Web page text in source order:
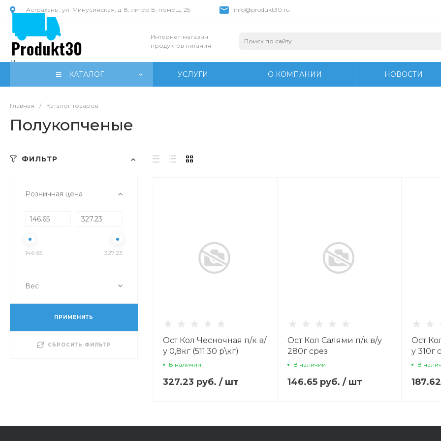
г. Астрахань , ул. Минусинская, д. 8, литер Б, помещ. 25 info@produkt30.ru
Интернет-магазин
продуктов питания
КАТАЛОГ УСЛУГИ О КОМПАНИИ НОВОСТИ
Главная / Каталог товаров
Полукопченые
ФИЛЬТР
Розничная цена
146.65 327.23
Вес
ПРИМЕНИТЬ
СБРОСИТЬ ФИЛЬТР
Ост Кол Чесночная п/к в/
у 0,8кг (511.30 р\кг)
В наличии
327.23 руб. / шт
Ост Кол Салями п/к в/у
280г срез
В наличии
146.65 руб. / шт
Ост
у 310г
В